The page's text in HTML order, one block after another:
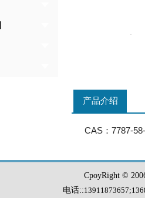
产品介绍
CAS：7787-
CpoyRight ©
电话::